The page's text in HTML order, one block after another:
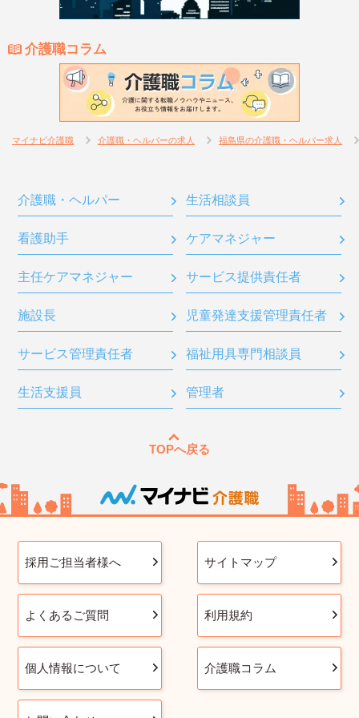
介護職コラム
マイナビ介護職 介護職・ヘルパーの求人 福島県の介護職・ヘルパー求人
介護職・ヘルパー 生活相談員
看護助手 ケアマネジャー
主任ケアマネジャー サービス提供責任者
施設長 児童発達支援管理責任者
サービス管理責任者 福祉用具専門相談員
生活支援員 管理者
TOPへ戻る
採用ご担当者様へ サイトマップ
よくあるご質問 利用規約
個人情報について 介護職コラム